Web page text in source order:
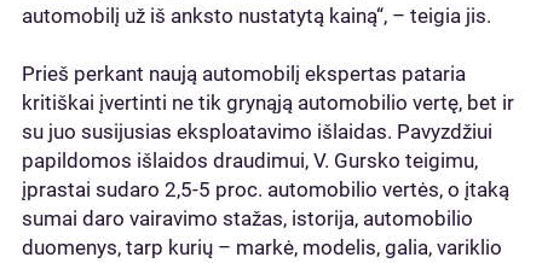
automobilį už iš anksto nustatytą kainą“, – teigia jis.
Prieš perkant naują automobilį ekspertas pataria
kritiškai įvertinti ne tik grynąją automobilio vertę, bet ir
su juo susijusias eksploatavimo išlaidas. Pavyzdžiui
papildomos išlaidos draudimui, V. Gursko teigimu,
įprastai sudaro 2,5-5 proc. automobilio vertės, o įtaką
sumai daro vairavimo stažas, istorija, automobilio
duomenys, tarp kurių – markė, modelis, galia, variklio